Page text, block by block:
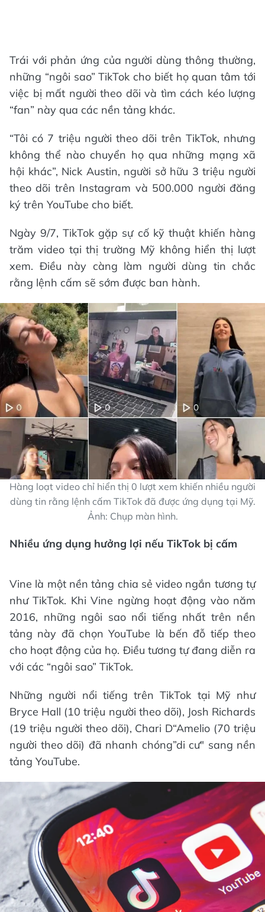
Trái với phản ứng của người dùng thông thường,
những “ngôi sao” TikTok cho biết họ quan tâm tới
việc bị mất người theo dõi và tìm cách kéo lượng
“fan” này qua các nền tảng khác.
“Tôi có 7 triệu người theo dõi trên TikTok, nhưng
không thể nào chuyển họ qua những mạng xã
hội khác”, Nick Austin, người sở hữu 3 triệu người
theo dõi trên Instagram và 500.000 người đăng
ký trên YouTube cho biết.
Ngày 9/7, TikTok gặp sự cố kỹ thuật khiến hàng
trăm video tại thị trường Mỹ không hiển thị lượt
xem. Điều này càng làm người dùng tin chắc
rằng lệnh cấm sẽ sớm được ban hành.
Hàng loạt video chỉ hiển thị 0 lượt xem khiến nhiều người
dùng tin rằng lệnh cấm TikTok đã được ứng dụng tại Mỹ.
Ảnh: Chụp màn hình.
Nhiều ứng dụng hưởng lợi nếu TikTok bị cấm
Vine là một nền tảng chia sẻ video ngắn tương tự
như TikTok. Khi Vine ngừng hoạt động vào năm
2016, những ngôi sao nổi tiếng nhất trên nền
tảng này đã chọn YouTube là bến đỗ tiếp theo
cho hoạt động của họ. Điều tương tự đang diễn ra
với các “ngôi sao” TikTok.
Những người nổi tiếng trên TikTok tại Mỹ như
Bryce Hall (10 triệu người theo dõi), Josh Richards
(19 triệu người theo dõi), Chari D“Amelio (70 triệu
người theo dõi) đã nhanh chóng”di cư" sang nền
tảng YouTube.